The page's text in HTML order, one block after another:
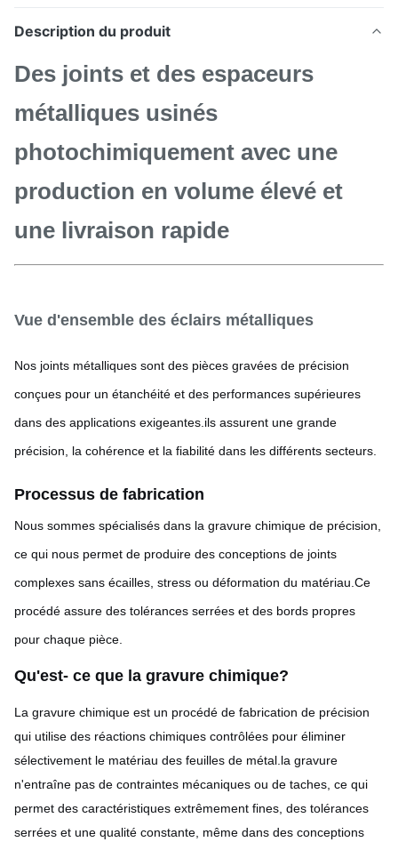
Description du produit
Des joints et des espaceurs
métalliques usinés
photochimiquement avec une
production en volume élevé et
une livraison rapide
Vue d'ensemble des éclairs métalliques
Nos joints métalliques sont des pièces gravées de précision
conçues pour un étanchéité et des performances supérieures
dans des applications exigeantes.ils assurent une grande
précision, la cohérence et la fiabilité dans les différents secteurs.
Processus de fabrication
Nous sommes spécialisés dans la gravure chimique de précision,
ce qui nous permet de produire des conceptions de joints
complexes sans écailles, stress ou déformation du matériau.Ce
procédé assure des tolérances serrées et des bords propres
pour chaque pièce.
Qu'est- ce que la gravure chimique?
La gravure chimique est un procédé de fabrication de précision
qui utilise des réactions chimiques contrôlées pour éliminer
sélectivement le matériau des feuilles de métal.la gravure
n'entraîne pas de contraintes mécaniques ou de taches, ce qui
permet des caractéristiques extrêmement fines, des tolérances
serrées et une qualité constante, même dans des conceptions